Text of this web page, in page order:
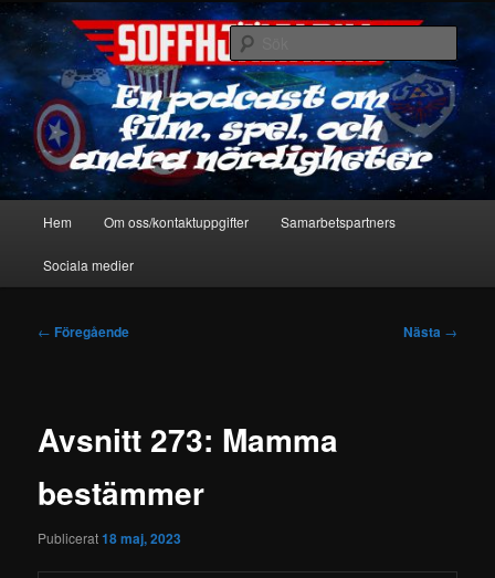
Hoppa
primärt
innehållSoffhjältarna
En podcast om film, spel & andra nördigheter
Sök
Hem Om oss/kontaktuppgifter Samarbetspartners
Sociala medier
Inläggsnavigering
← Föregående Nästa →
Avsnitt 273: Mamma
bestämmer
Publicerat18 maj, 2023